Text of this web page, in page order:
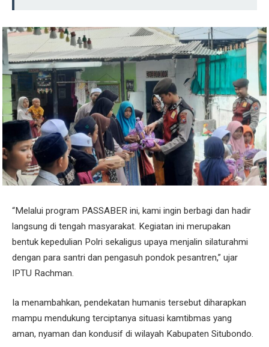
“Melalui program PASSABER ini, kami ingin berbagi dan hadir
langsung di tengah masyarakat. Kegiatan ini merupakan
bentuk kepedulian Polri sekaligus upaya menjalin silaturahmi
dengan para santri dan pengasuh pondok pesantren,” ujar
IPTU Rachman.
Ia menambahkan, pendekatan humanis tersebut diharapkan
mampu mendukung terciptanya situasi kamtibmas yang
aman, nyaman dan kondusif di wilayah Kabupaten Situbondo.